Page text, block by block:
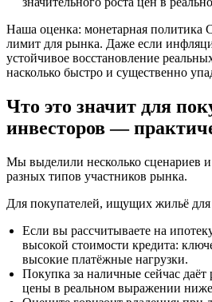
Наша оценка: монетарная политика
лимит для рынка. Даже если
устойчивое восстановление
насколько быстро и существенно
Что это значит для
инвесторов —
Мы выделили несколько сценариев
разных типов участников рынка.
Для покупателей, ищущих жильё
Если вы рассчитываете на
высокой стоимости кредита:
высокие платёжные нагрузки.
Покупка за наличные сейчас
цены в реальном выражении